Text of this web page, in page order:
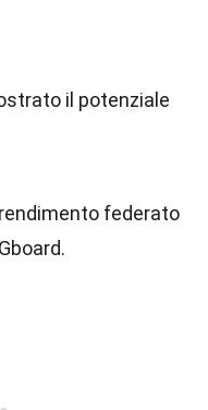
il potenziale
federato